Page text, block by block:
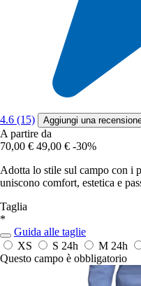
4.6 (15) Aggiungi una
A partire da
70,00 € 49,00 € -30%
Adotta lo stile sul campo con i
uniscono comfort, estetica e
Taglia
*
Guida alle taglie
XS
S 24h M 24h
Questo campo è obbligatorio